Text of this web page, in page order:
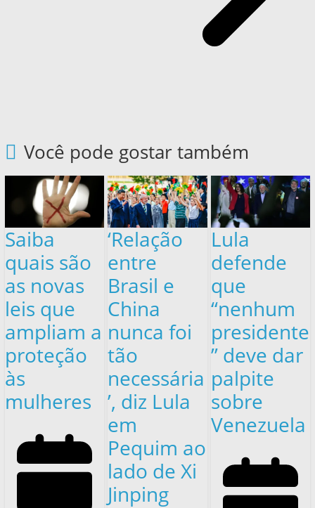
Você pode gostar também
Saiba
quais são
as novas
leis que
ampliam a
proteção
às
mulheres
‘Relação
entre
Brasil e
China
nunca foi
tão
necessária
’, diz Lula
em
Pequim ao
lado de Xi
Jinping
Lula
defende
que
“nenhum
presidente
” deve dar
palpite
sobre
Venezuela